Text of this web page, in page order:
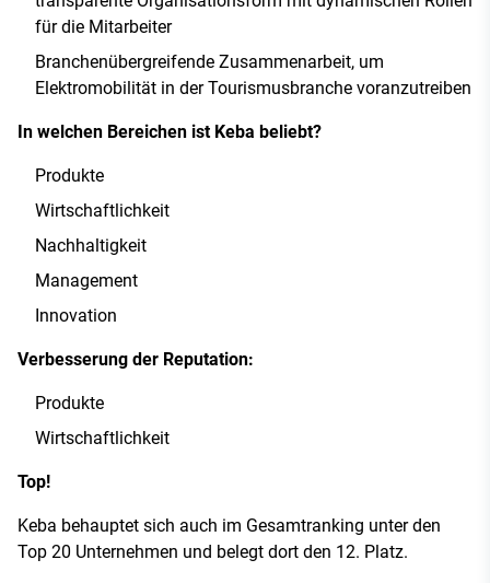
für die Mitarbeiter
Branchenübergreifende Zusammenarbeit, um
Elektromobilität in der Tourismusbranche voranzutreiben
In welchen Bereichen ist Keba beliebt?
Produkte
Wirtschaftlichkeit
Nachhaltigkeit
Management
Innovation
Verbesserung der Reputation:
Produkte
Wirtschaftlichkeit
Top!
Keba behauptet sich auch im Gesamtranking unter den
Top 20 Unternehmen und belegt dort den 12. Platz.